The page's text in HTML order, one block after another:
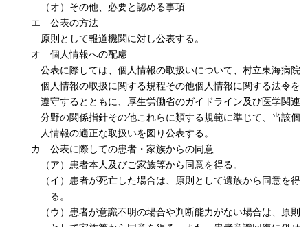
（オ）その他、必要と認める事項
エ 公表の方法
原則として報道機関に対し公表する。
オ 個人情報への配慮
公表に際しては、個人情報の取扱いについて、村立東海病院
個人情報の取扱に関する規程その他個人情報に関する法令を
遵守するとともに、厚生労働省のガイドライン及び医学関連
分野の関係指針その他これらに類する規範に準じて、当該個
人情報の適正な取扱いを図り公表する。
カ 公表に際しての患者・家族からの同意
（ア）患者本人及びご家族等から同意を得る。
（イ）患者が死亡した場合は、原則として遺族から同意を得
る。
（ウ）患者が意識不明の場合や判断能力がない場合は、原則